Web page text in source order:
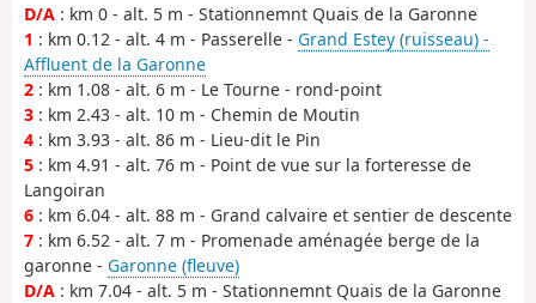
D/A : km 0 - alt. 5 m - Stationnemnt Quais de la Garonne
1 : km 0.12 - alt. 4 m - Passerelle - Grand Estey (ruisseau) -
Affluent de la Garonne
2 : km 1.08 - alt. 6 m - Le Tourne - rond-point
3 : km 2.43 - alt. 10 m - Chemin de Moutin
4 : km 3.93 - alt. 86 m - Lieu-dit le Pin
5 : km 4.91 - alt. 76 m - Point de vue sur la forteresse de
Langoiran
6 : km 6.04 - alt. 88 m - Grand calvaire et sentier de descente
7 : km 6.52 - alt. 7 m - Promenade aménagée berge de la
garonne - Garonne (fleuve)
D/A : km 7.04 - alt. 5 m - Stationnemnt Quais de la Garonne